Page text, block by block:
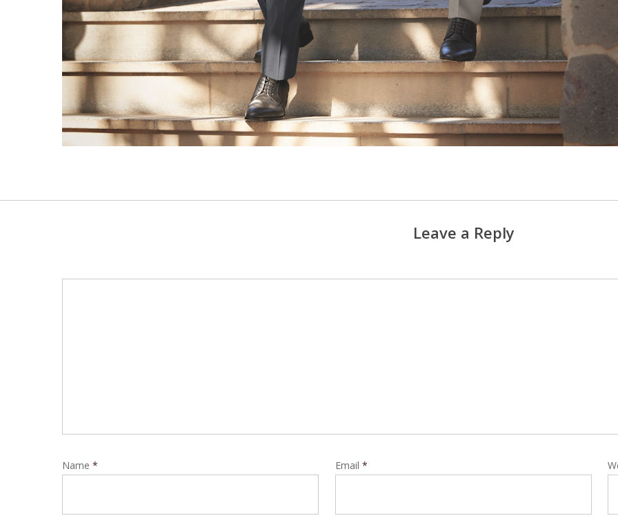
Leave a Reply
Name * Email *